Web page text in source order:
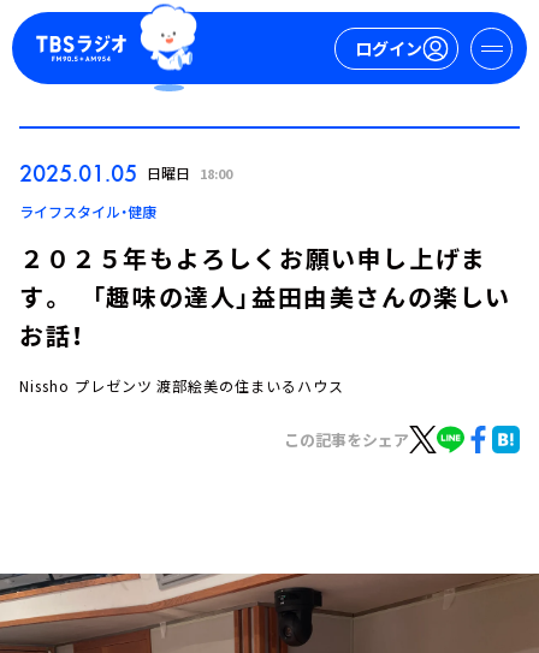
ログイン
ログイン
イベント・グッズ
YouTube
会社情報
2025.01.05 日曜日 18:00
ライフスタイル・健康
２０２５年もよろしくお願い申し上げま
す。 「趣味の達人」益田由美さんの楽しい
お話！
Nissho プレゼンツ 渡部絵美の住まいるハウス
この記事をシェア